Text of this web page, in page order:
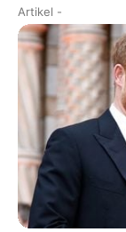
Artikel -